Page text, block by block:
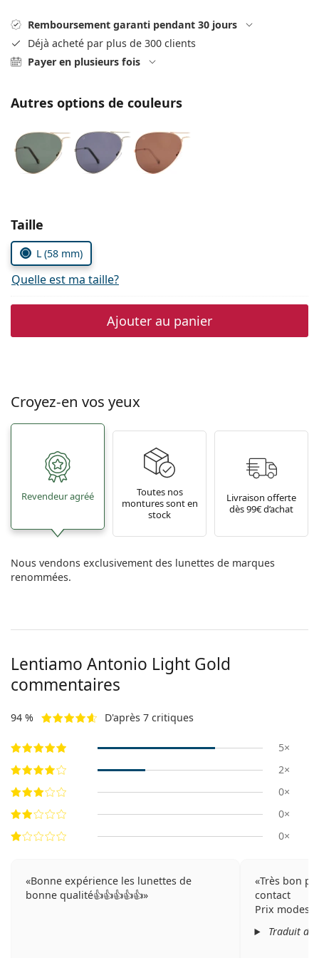
Prada
Toutes les marques
Remboursement garanti pendant 30 jours
Déjà acheté par plus de 300 clients
Payer en plusieurs fois
Autres options de couleurs
Choisissez les paramètres
Taille
L (58 mm)
Quelle est ma taille?
Ajouter au panier
Croyez-en vos yeux
Revendeur agréé
Toutes nos
montures sont en
stock
Livraison offerte
dès 99€ d’achat
Nous vendons exclusivement des lunettes de marques
renommées.
Lentiamo Antonio Light Gold
commentaires
94 % D'après 7 critiques
5×
2×
0×
0×
0×
Bonne expérience les lunettes de
bonne qualité👍👍👍👍👍
Très bon
contact
Prix modeste
Traduit